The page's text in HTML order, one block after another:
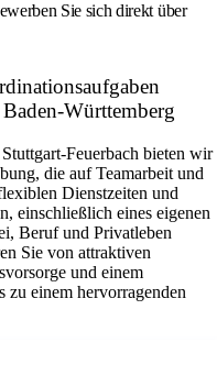
Sie sich direkt über
Württemberg
Feuerbach bieten wir
die auf Teamarbeit und
Dienstzeiten und
einschließlich eines eigenen
Beruf und Privatleben
Sie von attraktiven
und einem
einem hervorragenden